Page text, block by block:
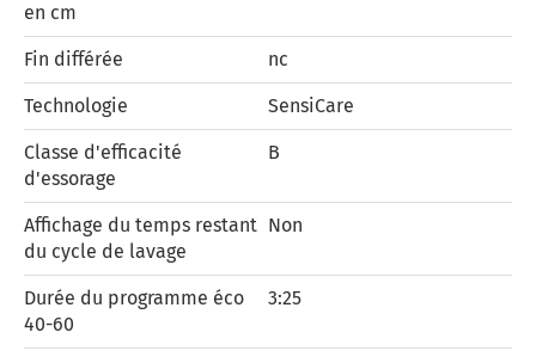
en cm
Fin différée nc
Technologie SensiCare
Classe d'efficacité
d'essorage
B
Affichage du temps restant
du cycle de lavage
Non
Durée du programme éco
40-60
3:25